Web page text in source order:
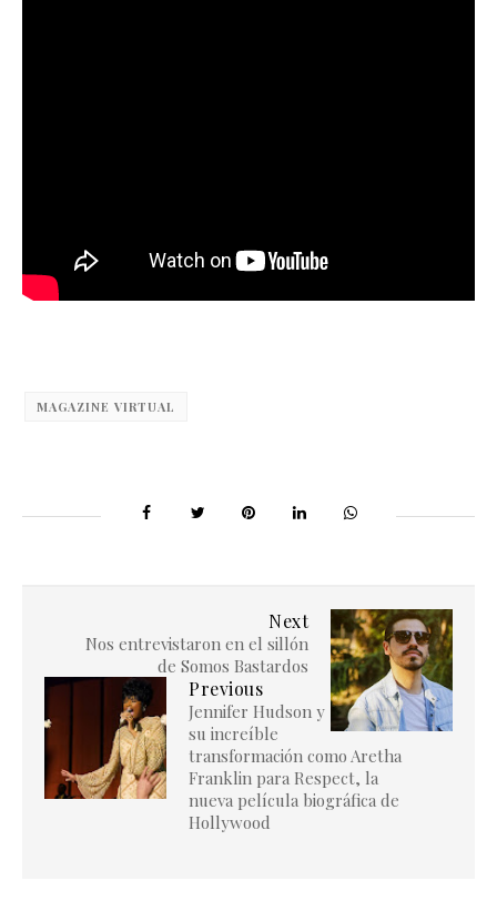
MAGAZINE VIRTUAL
Next
Nos entrevistaron en el sillón
de Somos Bastardos
Previous
Jennifer Hudson y
su increíble
transformación como Aretha
Franklin para Respect, la
nueva película biográfica de
Hollywood